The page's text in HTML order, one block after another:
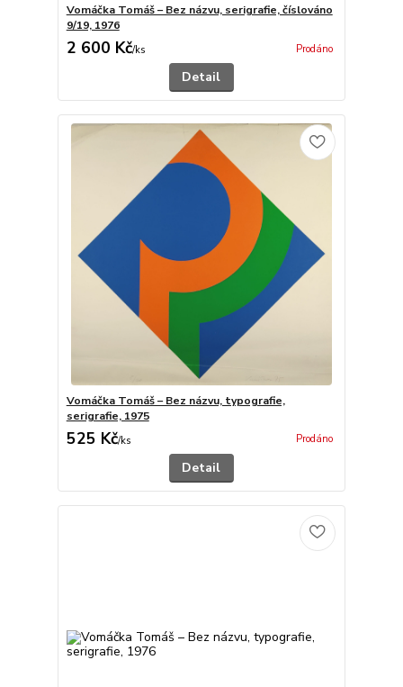
Vomáčka Tomáš – Bez názvu, serigrafie, číslováno
9/19, 1976
2 600 Kč/ks Prodáno
Detail
Vomáčka Tomáš – Bez názvu, typografie,
serigrafie, 1975
525 Kč/ks Prodáno
Detail